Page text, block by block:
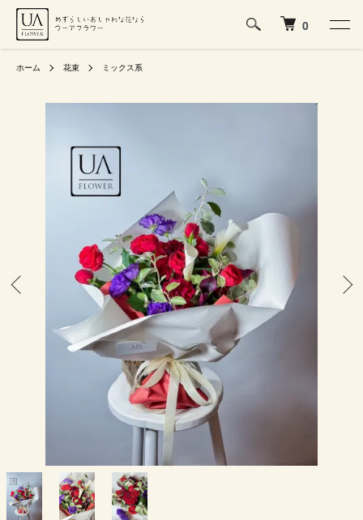
0
ホーム 花束 ミックス系